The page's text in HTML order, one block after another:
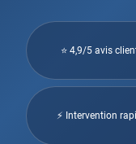
⭐ 4,9/5 avis
⚡ Intervention